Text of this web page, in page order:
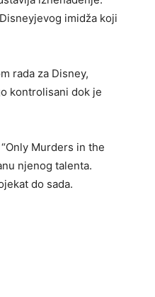
imidža koji
rada za Disney,
kontrolisani dok je
Murders in the
njenog talenta.
do sada.